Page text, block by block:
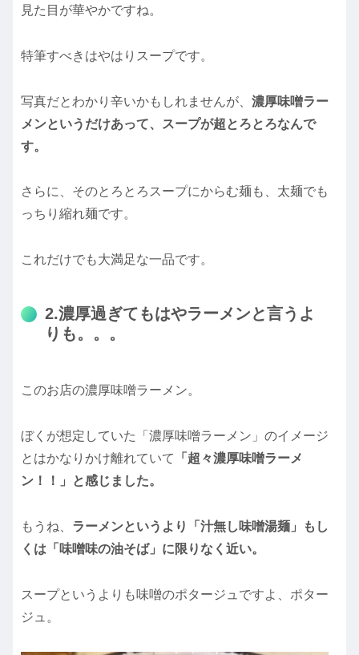
見た目が華やかですね。
特筆すべきはやはりスープです。
写真だとわかり辛いかもしれませんが、 濃厚味噌ラー
メンというだけあって、スープが超とろとろなんで
す。
さらに、そのとろとろスープにからむ麺も、太麺でも
っちり縮れ麺です。
これだけでも大満足な一品です。
2.濃厚過ぎてもはやラーメンと言うよ
りも。。。
このお店の濃厚味噌ラーメン。
ぼくが想定していた「濃厚味噌ラーメン」のイメージ
とはかなりかけ離れていて
「超々濃厚味噌ラーメ
ン！！」と感じました。
もうね、 ラーメンというより「汁無し味噌湯麺」もし
くは「味噌味の油そば」に限りなく近い。
スープというよりも味噌のポタージュですよ、ポター
ジュ。